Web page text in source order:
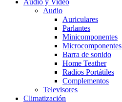
Audio y Video
Audio
Auriculares
Parlantes
Minicomponentes
Microcomponentes
Barra de sonido
Home Teather
Radios Portátiles
Complementos
Televisores
Climatización